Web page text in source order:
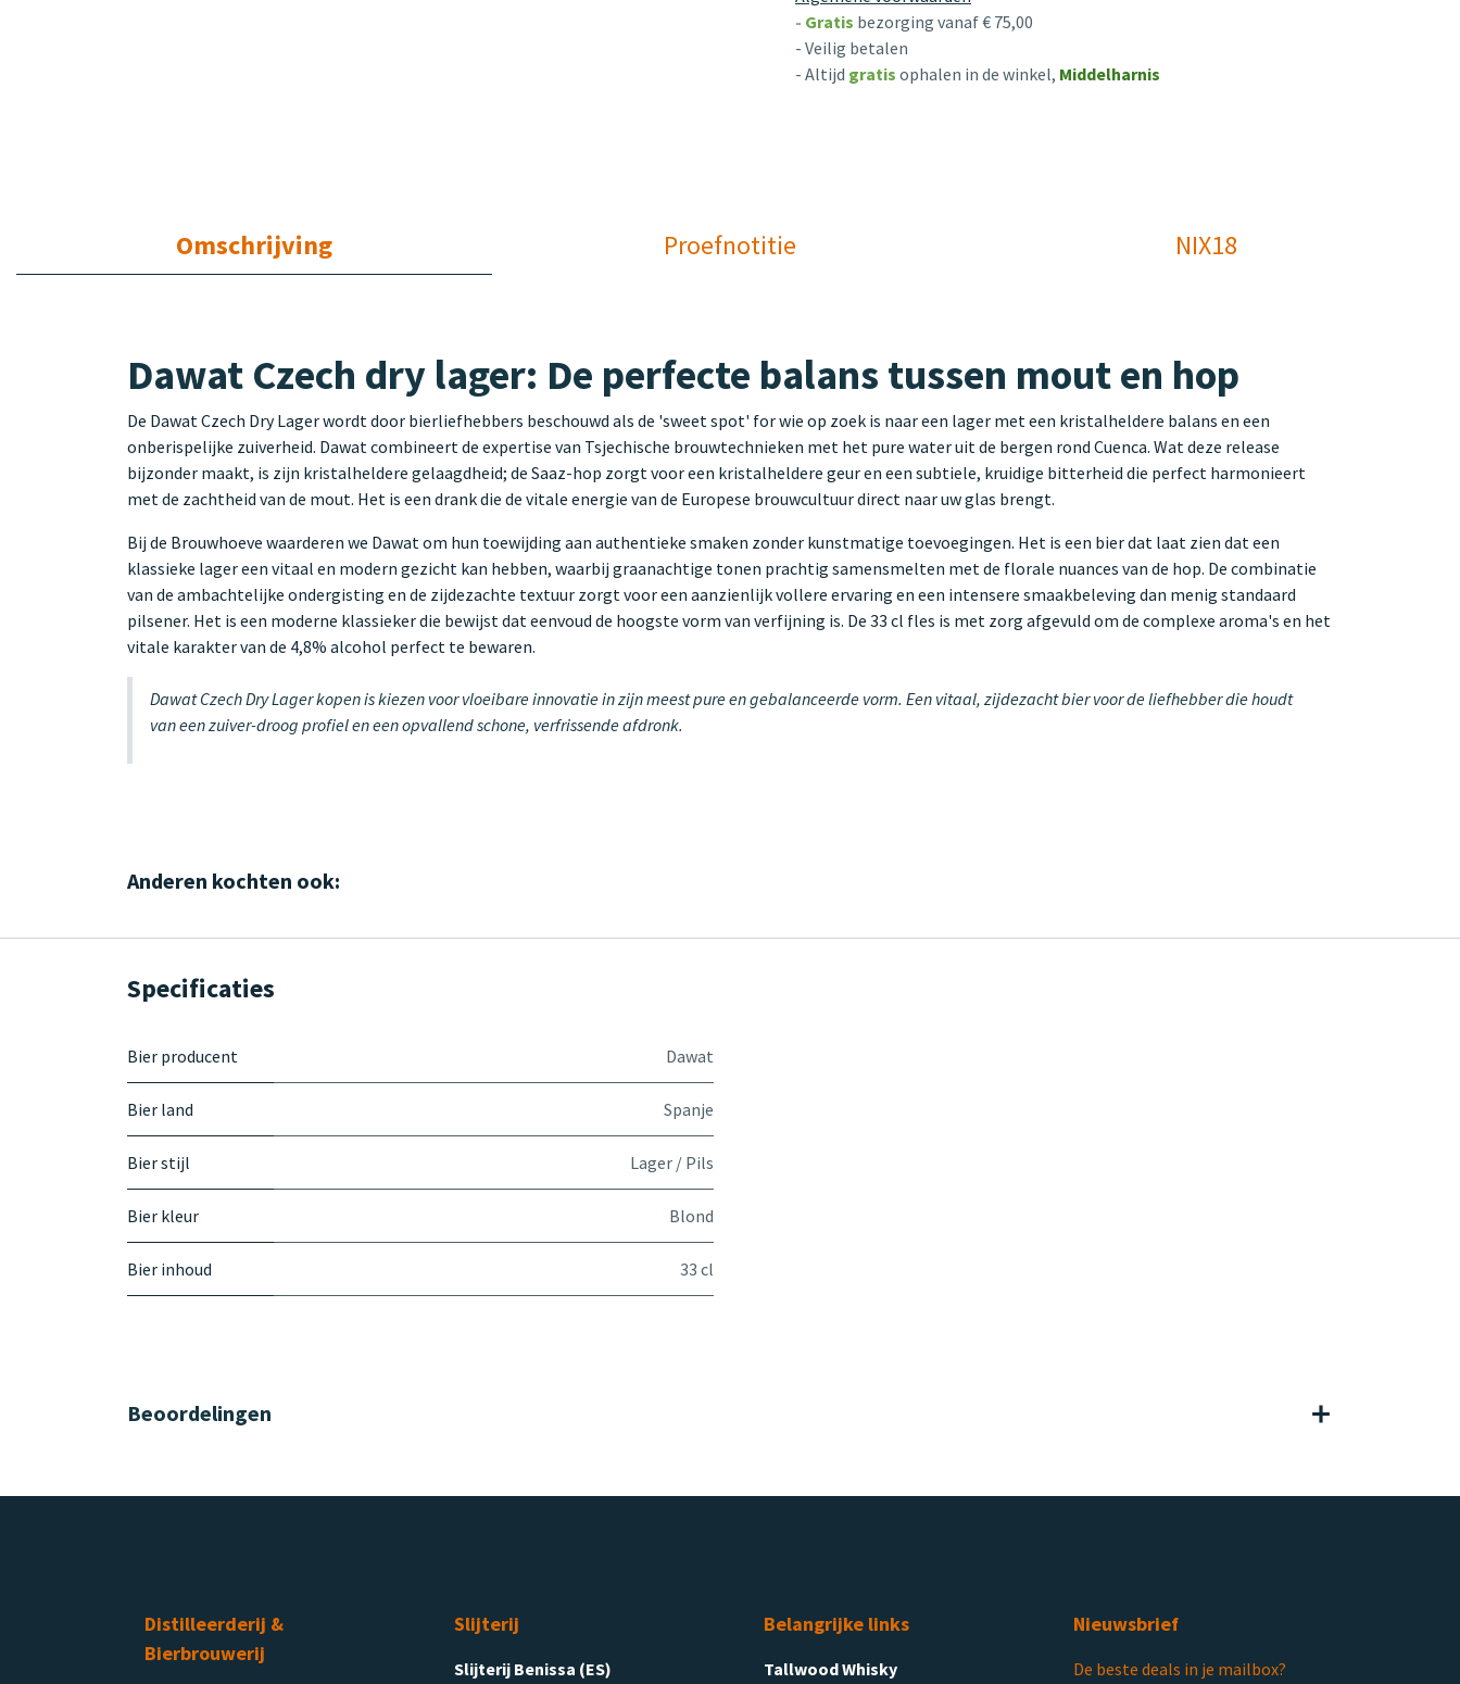
- Gratis bezorging vanaf € 75,00
- Veilig betalen
- Altijd gratis ophalen in de winkel, Middelharnis
Omschrijving Proefnotitie NIX18
Dawat Czech dry lager: De perfecte balans tussen mout en hop
De Dawat Czech Dry Lager wordt door bierliefhebbers beschouwd als de 'sweet spot' for wie op zoek is naar een lager met een kristalheldere balans en een
onberispelijke zuiverheid. Dawat combineert de expertise van Tsjechische brouwtechnieken met het pure water uit de bergen rond Cuenca. Wat deze release
bijzonder maakt, is zijn kristalheldere gelaagdheid; de Saaz-hop zorgt voor een kristalheldere geur en een subtiele, kruidige bitterheid die perfect harmonieert
met de zachtheid van de mout. Het is een drank die de vitale energie van de Europese brouwcultuur direct naar uw glas brengt.
Bij de Brouwhoeve waarderen we Dawat om hun toewijding aan authentieke smaken zonder kunstmatige toevoegingen. Het is een bier dat laat zien dat een
klassieke lager een vitaal en modern gezicht kan hebben, waarbij graanachtige tonen prachtig samensmelten met de florale nuances van de hop. De combinatie
van de ambachtelijke ondergisting en de zijdezachte textuur zorgt voor een aanzienlijk vollere ervaring en een intensere smaakbeleving dan menig standaard
pilsener. Het is een moderne klassieker die bewijst dat eenvoud de hoogste vorm van verfijning is. De 33 cl fles is met zorg afgevuld om de complexe aroma's en het
vitale karakter van de 4,8% alcohol perfect te bewaren.
Dawat Czech Dry Lager kopen is kiezen voor vloeibare innovatie in zijn meest pure en gebalanceerde vorm. Een vitaal, zijdezacht bier voor de liefhebber die houdt
van een zuiver-droog profiel en een opvallend schone, verfrissende afdronk.
Anderen kochten ook:
Specificaties
Bier producent Dawat
Bier land Spanje
Bier stijl Lager / Pils
Bier kleur Blond
Bier inhoud 33 cl
Beoordelingen
Distilleerderij &
Bierbrouwerij
Slijterij
Slijterij Benissa (ES)
Belangrijke links
Tallwood Whisky
Nieuwsbrief
De beste deals in je mailbox?